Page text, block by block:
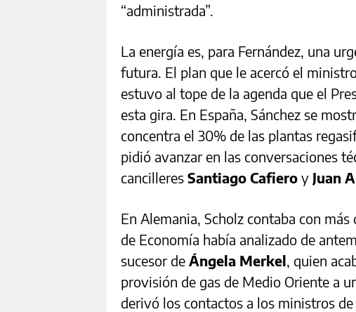
“administrada”.
La energía es, para Fernández, una
futura. El plan que le acercó el
estuvo al tope de la agenda que el
esta gira. En España, Sánchez se
concentra el 30% de las plantas
pidió avanzar en las conversaciones
cancilleres Santiago Cafiero y Juan
En Alemania, Scholz contaba con
de Economía había analizado de
sucesor de Ángela Merkel, quien
provisión de gas de Medio Oriente a
derivó los contactos a los ministros de